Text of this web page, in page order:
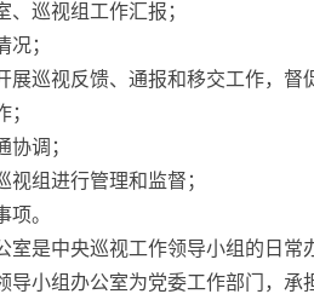
巡视组工作汇报；
；
巡视反馈、通报和移交工作，督
调；
组进行管理和监督；
。
中央巡视工作领导小组的日常办
组办公室为党委工作部门，承